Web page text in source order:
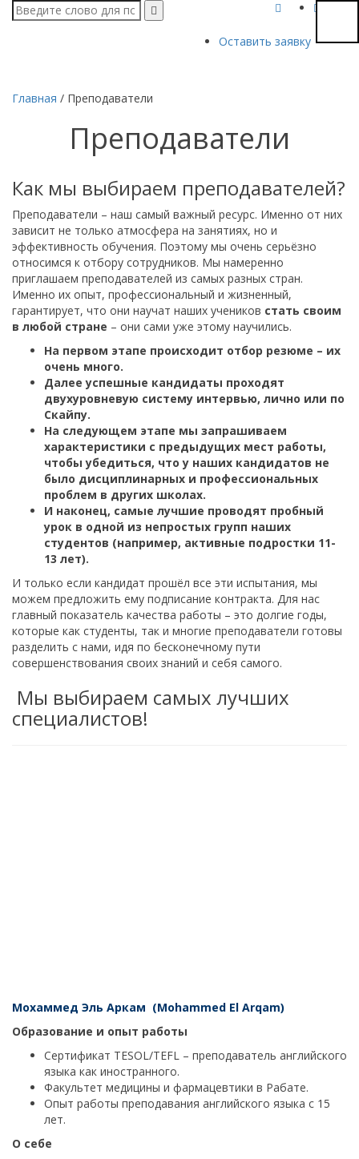
Оставить заявку
Главная / Преподаватели
Преподаватели
Как мы выбираем преподавателей?
Преподаватели – наш самый важный ресурс. Именно от них
зависит не только атмосфера на занятиях, но и
эффективность обучения. Поэтому мы очень серьёзно
относимся к отбору сотрудников. Мы намеренно
приглашаем преподавателей из самых разных стран.
Именно их опыт, профессиональный и жизненный,
гарантирует, что они научат наших учеников стать своим
в любой стране – они сами уже этому научились.
На первом этапе происходит отбор резюме – их
очень много.
Далее успешные кандидаты проходят
двухуровневую систему интервью, лично или по
Скайпу.
На следующем этапе мы запрашиваем
характеристики с предыдущих мест работы,
чтобы убедиться, что у наших кандидатов не
было дисциплинарных и профессиональных
проблем в других школах.
И наконец, самые лучшие проводят пробный
урок в одной из непростых групп наших
студентов (например, активные подростки 11-
13 лет).
И только если кандидат прошёл все эти испытания, мы
можем предложить ему подписание контракта. Для нас
главный показатель качества работы – это долгие годы,
которые как студенты, так и многие преподаватели готовы
разделить с нами, идя по бесконечному пути
совершенствования своих знаний и себя самого.
Мы выбираем самых лучших
специалистов!
Мохаммед Эль Аркам (Mohammed El Arqam)
Образование и опыт работы
Сертификат TESOL/TEFL – преподаватель английского
языка как иностранного.
Факультет медицины и фармацевтики в Рабате.
Опыт работы преподавания английского языка с 15
лет.
О себе